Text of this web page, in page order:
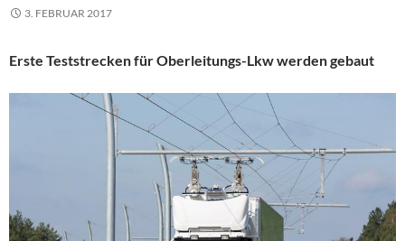
3. FEBRUAR 2017
Erste Teststrecken für Oberleitungs-Lkw werden gebaut